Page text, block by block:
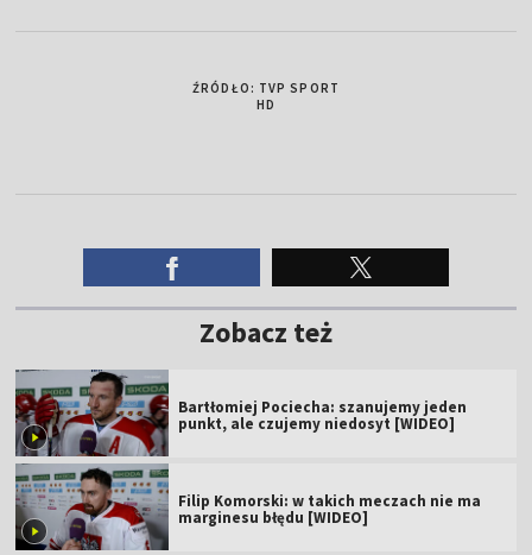
ŹRÓDŁO: TVP SPORT
HD
Zobacz też
Bartłomiej Pociecha: szanujemy jeden
punkt, ale czujemy niedosyt [WIDEO]
Filip Komorski: w takich meczach nie ma
marginesu błędu [WIDEO]